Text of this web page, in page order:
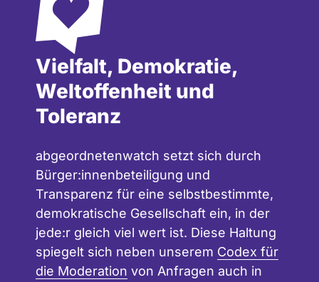
Vielfalt, Demokratie,
Weltoffenheit und
Toleranz
abgeordnetenwatch setzt sich durch
Bürger:innenbeteiligung und
Transparenz für eine selbstbestimmte,
demokratische Gesellschaft ein, in der
jede:r gleich viel wert ist. Diese Haltung
spiegelt sich neben unserem Codex für
die Moderation von Anfragen auch in